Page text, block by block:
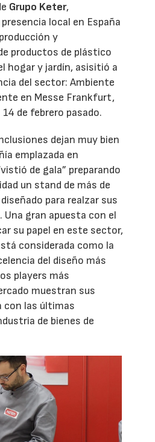
Grupo Keter,
local en España
y
productos de plástico
hogar y jardín, asisitió a
del sector: Ambiente
en Messe Frankfurt,
de febrero pasado.
dejan muy bien
emplazada en
de gala” preparando
un stand de más de
para realzar sus
gran apuesta con el
su papel en este sector,
considerada como la
del diseño más
players más
muestran sus
con las últimas
de bienes de